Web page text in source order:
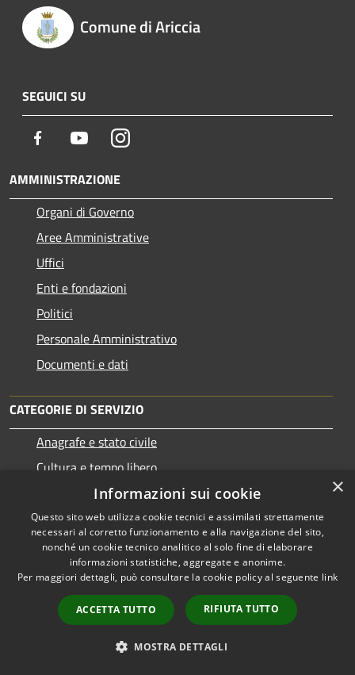
Comune di Ariccia
SEGUICI SU
Facebook YoutubeInstagram
AMMINISTRAZIONE
Organi di Governo
Aree Amministrative
Uffici
Enti e fondazioni
Politici
Personale Amministrativo
Documenti e dati
CATEGORIE DI SERVIZIO
Anagrafe e stato civile
Cultura e tempo libero
Vita lavorativa
Imprese e Commercio
Appalti pubblici
Catasto e urbanistica
Mobilità e trasporti
×
Informazioni sui cookie
Questo sito web utilizza cookie tecnici e assimilati strettamente
necessari al corretto funzionamento e alla navigazione del sito,
nonché un cookie tecnico analitico al solo fine di elaborare
informazioni statistiche, aggregate e anonime.
Per maggiori dettagli, può consultare la cookie policy al seguente link
ACCETTA TUTTO RIFIUTA TUTTO
MOSTRA DETTAGLI